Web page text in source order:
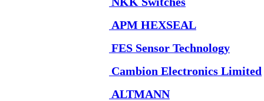
APM HEXSEAL
FES Sensor Technology
Cambion Electronics Limited
ALTMANN